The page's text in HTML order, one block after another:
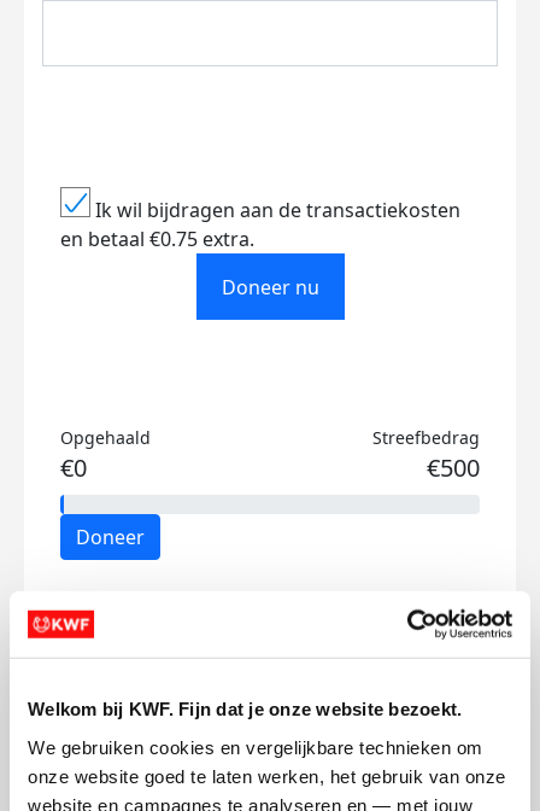
Welkom bij KWF. Fijn dat je onze website bezoekt.
We gebruiken cookies en vergelijkbare technieken om
onze website goed te laten werken, het gebruik van onze
website en campagnes te analyseren en — met jouw
Ik wil bijdragen aan de transactiekosten
en betaal €0.75 extra.
Doneer nu
Opgehaald
€0
Streefbedrag
€500
Doneer
Mijn activiteiten volgen